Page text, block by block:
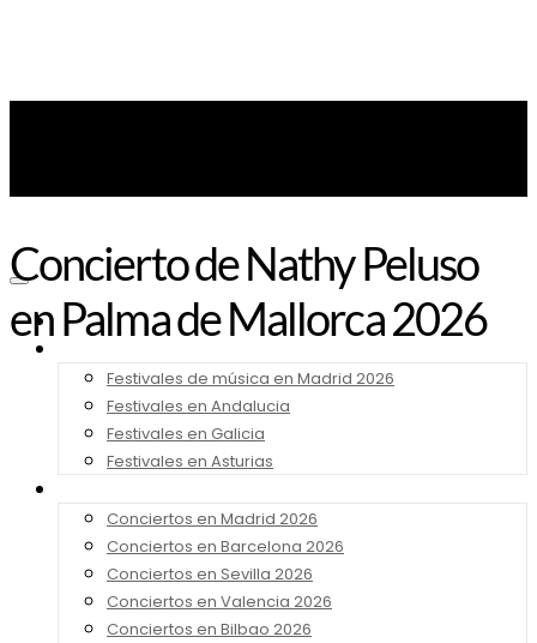
Noticias
Festivales de música en Madrid 2026
Festivales en Andalucia
Festivales en Galicia
Festivales en Asturias
Conciertos en Madrid 2026
Conciertos en Barcelona 2026
Conciertos en Sevilla 2026
Conciertos en Valencia 2026
Conciertos en Bilbao 2026
Concierto de Nathy Peluso
en Palma de Mallorca 2026